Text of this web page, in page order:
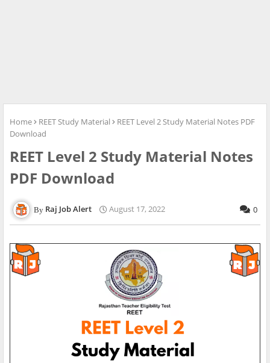
Home REET Study Material
REET Level 2 Study Material Notes PDF
Download
REET Level 2 Study Material Notes
PDF Download
Raj Job Alert August 17, 2022 0